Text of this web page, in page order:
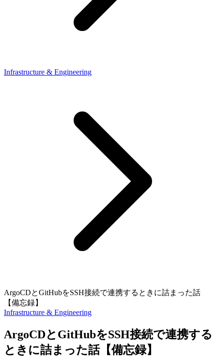
Infrastructure & Engineering
ArgoCDとGitHubをSSH接続で連携するときに詰まった話
【備忘録】
Infrastructure & Engineering
ArgoCDとGitHubをSSH接続で連携する
ときに詰まった話【備忘録】